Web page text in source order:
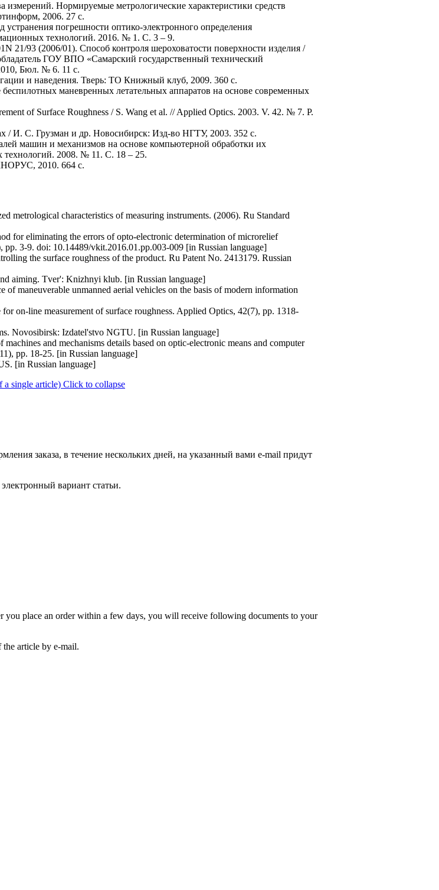
измерений. Нормируемые метрологические характеристики средств
2006. 27 с.
погрешности оптико-электронного определения
технологий. 2016. № 1. С. 3 – 9.
21/93 (2006/01). Способ контроля шероховатости поверхности изделия /
ГОУ ВПО «Самарский государственный технический
Бюл. № 6. 11 с.
и наведения. Тверь: ТО Книжный клуб, 2009. 360 с.
маневренных летательных аппаратов на основе современных
of Surface Roughness / S. Wang et al. // Applied Optics. 2003. V. 42. № 7. Р.
/ И. С. Грузман и др. Новосибирск: Изд-во НГТУ, 2003. 352 с.
машин и механизмов на основе компьютерной обработки их
2008. № 11. С. 18 – 25.
2010. 664 с.
metrological characteristics of measuring instruments. (2006). Ru Standard
for eliminating the errors of opto-electronic determination of microrelief
3-9. doi: 10.14489/vkit.2016.01.pp.003-009 [in Russian language]
the surface roughness of the product. Ru Patent No. 2413179. Russian
aiming. Tver': Knizhnyi klub. [in Russian language]
maneuverable unmanned aerial vehicles on the basis of modern information
on-line measurement of surface roughness. Applied Optics, 42(7), pp. 1318-
Novosibirsk: Izdatel'stvo NGTU. [in Russian language]
and mechanisms details based on optic-electronic means and computer
pp. 18-25. [in Russian language]
[in Russian language]
a single article) Click to collapse
заказа, в течение нескольких дней, на указанный вами e-mail придут
вариант статьи.
you place an order within a few days, you will receive following documents to your
article by e-mail.